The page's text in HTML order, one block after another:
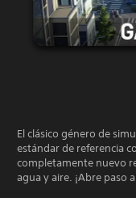
El clásico género de
estándar de referencia
completamente nuevo
agua y aire. ¡Abre paso